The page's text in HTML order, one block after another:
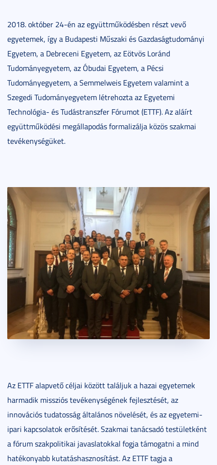
2018. október 24-én az együttműködésben részt vevő
egyetemek, így a Budapesti Műszaki és Gazdaságtudományi
Egyetem, a Debreceni Egyetem, az Eötvös Loránd
Tudományegyetem, az Óbudai Egyetem, a Pécsi
Tudományegyetem, a Semmelweis Egyetem valamint a
Szegedi Tudományegyetem létrehozta az Egyetemi
Technológia- és Tudástranszfer Fórumot (ETTF). Az aláírt
együttműködési megállapodás formalizálja közös szakmai
tevékenységüket.
Az ETTF alapvető céljai között találjuk a hazai egyetemek
harmadik missziós tevékenységének fejlesztését, az
innovációs tudatosság általános növelését, és az egyetemi-
ipari kapcsolatok erősítését. Szakmai tanácsadó testületként
a fórum szakpolitikai javaslatokkal fogja támogatni a mind
hatékonyabb kutatáshasznosítást. Az ETTF tagja a